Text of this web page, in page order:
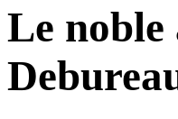
Le